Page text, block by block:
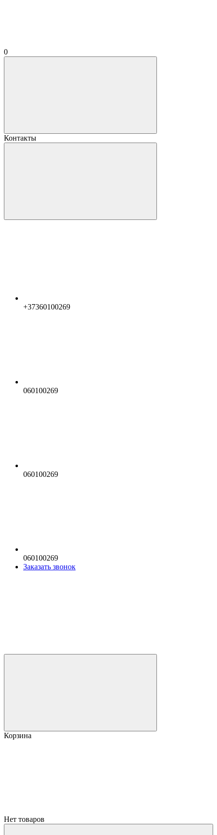
0
Контакты
+37360100269
060100269
060100269
060100269
Заказать звонок
Корзина
Нет товаров